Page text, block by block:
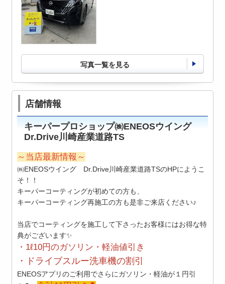
写真一覧を見る
店舗情報
キーパープロショップ㈱ENEOSウイング
Dr.Drive川崎産業道路TS
～当店最新情報～
㈱ENEOSウイング Dr.Drive川崎産業道路TSのHPにようこ
そ！！
キーパーコーティングが初めての方も、
キーパーコーティング再施工の方も是非ご来店ください♪
当店でコーティングを施工して下さったお客様にはお得な特
典がございます✨
・1ℓ10円のガソリン・軽油値引き
・ドライブスルー洗車機の割引
ENEOSアプリのご利用でさらにガソリン・軽油が１円引